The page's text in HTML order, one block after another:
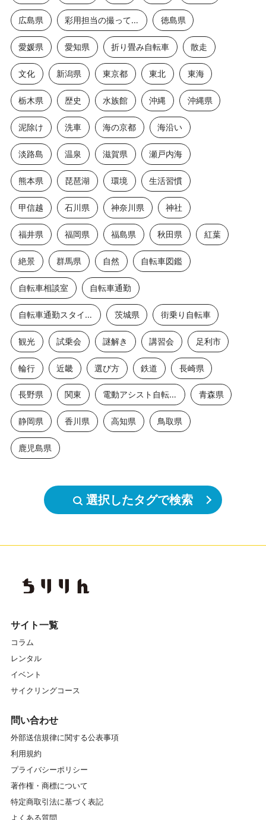
広島県 彩用担当の撮っておき 徳島県
愛媛県 愛知県 折り畳み自転車 散走
文化 新潟県 東京都 東北 東海
栃木県 歴史 水族館 沖縄 沖縄県
泥除け 洗車 海の京都 海沿い
淡路島 温泉 滋賀県 瀬戸内海
熊本県 琵琶湖 環境 生活習慣
甲信越 石川県 神奈川県 神社
福井県 福岡県 福島県 秋田県 紅葉
絶景 群馬県 自然 自転車図鑑
自転車相談室 自転車通勤
自転車通勤スタイル 茨城県 街乗り自転車
観光 試乗会 謎解き 講習会 足利市
輪行 近畿 選び方 鉄道 長崎県
長野県 関東 電動アシスト自転車 青森県
静岡県 香川県 高知県 鳥取県
鹿児島県
選択したタグで検索
サイト一覧
コラム
レンタル
イベント
サイクリングコース
問い合わせ
外部送信規律に関する公表事項
利用規約
プライバシーポリシー
著作権・商標について
特定商取引法に基づく表記
よくある質問